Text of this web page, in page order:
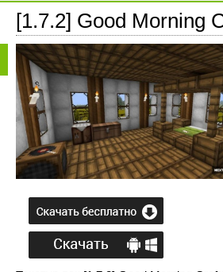
[1.7.2] Good Morning